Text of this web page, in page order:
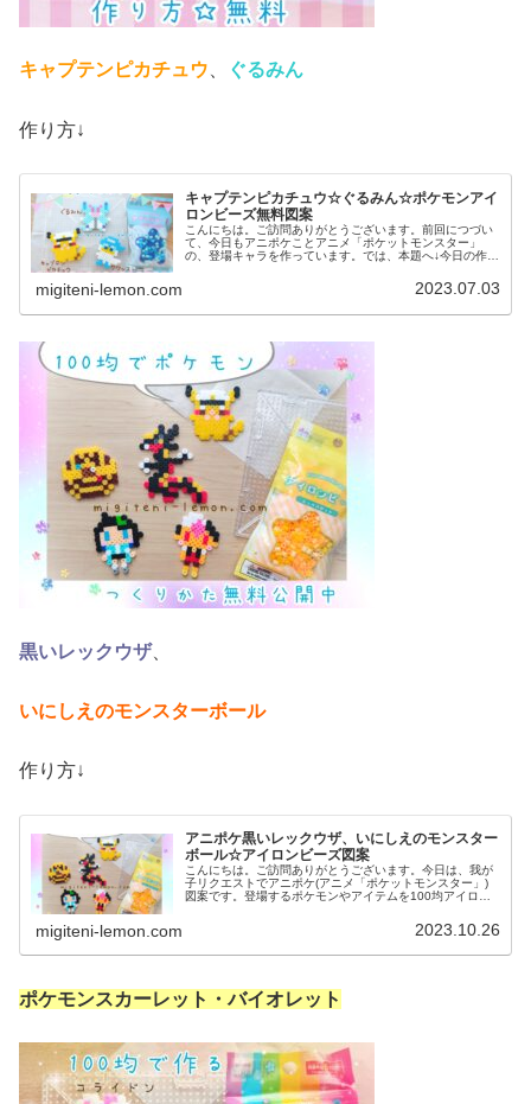
キャプテンピカチュウ ぐるみん
作り方↓
キャプテンピカチュウ☆ぐるみん☆ポケモンアイ
ロンビーズ無料図案
こんにちは。ご訪問ありがとうございます。前回につづい
て、今日もアニポケことアニメ「ポケットモンスター」
の、登場キャラを作っています。では、本題へ↓今日の作品
migiteni-lemon.com 2023.07.03
黒いレックウザ、
いにしえのモンスターボール
作り方↓
アニポケ黒いレックウザ、いにしえのモンスター
ボール☆アイロンビーズ図案
こんにちは。ご訪問ありがとうございます。今日は、我が
子リクエストでアニポケ(アニメ「ポケットモンスター」)
図案です。登場するポケモンやアイテムを100均アイロン
migiteni-lemon.com 2023.10.26
ポケモンスカーレット・バイオレット